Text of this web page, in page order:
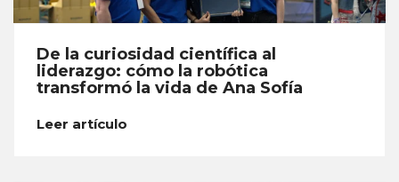
De la curiosidad científica al
liderazgo: cómo la robótica
transformó la vida de Ana Sofía
Leer artículo